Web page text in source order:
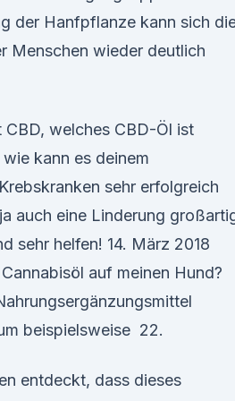
der Hanfpflanze kann sich
Menschen wieder deutlich
welches CBD-Öl ist
kann es deinem
sehr erfolgreich
auch eine Linderung
sehr helfen! 14. März 2018
auf meinen Hund?
beispielsweise 22.
entdeckt, dass dieses